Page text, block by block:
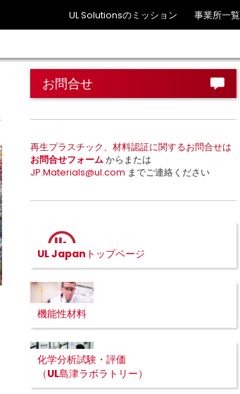
UL Solutionsのミッション 事業所一覧
お問合せ
再生プラスチック、材料認証に関するお問合せは
お問合せフォームからまたは
JP.Materials@ul.com までご連絡ください
UL Japanトップページ
機能性材料
化学分析試験・評価
（UL島津ラボラトリー）